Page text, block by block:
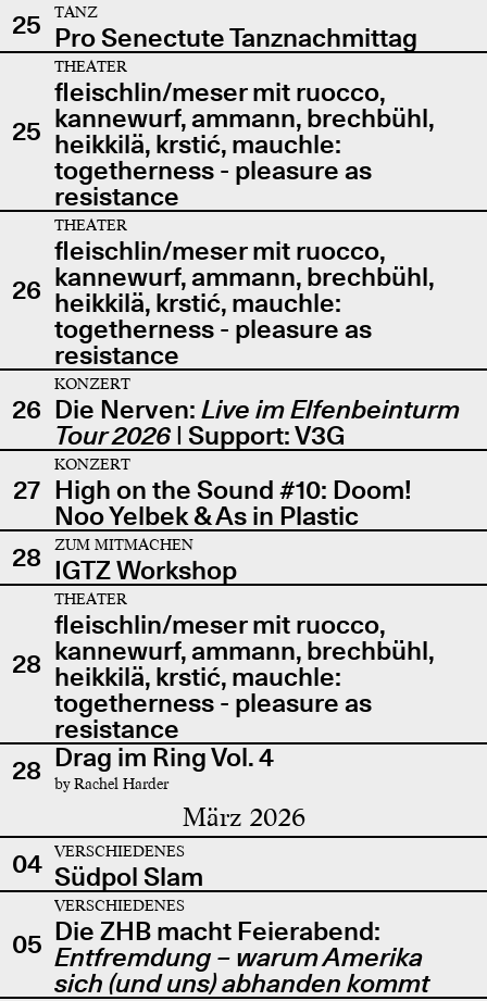
25
TANZ
Pro Senectute Tanznachmittag
25
THEATER
fleischlin/meser mit ruocco,
kannewurf, ammann, brechbühl,
heikkilä, krstić, mauchle:
togetherness - pleasure as
resistance
26
THEATER
fleischlin/meser mit ruocco,
kannewurf, ammann, brechbühl,
heikkilä, krstić, mauchle:
togetherness - pleasure as
resistance
26
KONZERT
Die Nerven: Live im Elfenbeinturm
Tour 2026| Support: V3G
27
KONZERT
High on the Sound #10: Doom!
Noo Yelbek & As in Plastic
28
ZUM MITMACHEN
IGTZ Workshop
28
THEATER
fleischlin/meser mit ruocco,
kannewurf, ammann, brechbühl,
heikkilä, krstić, mauchle:
togetherness - pleasure as
resistance
28 Drag im Ring Vol. 4
by Rachel Harder
März 2026
04 VERSCHIEDENES
Südpol Slam
05
VERSCHIEDENES
Die ZHB macht Feierabend:
Entfremdung – warum Amerika
sich (und uns) abhanden kommt